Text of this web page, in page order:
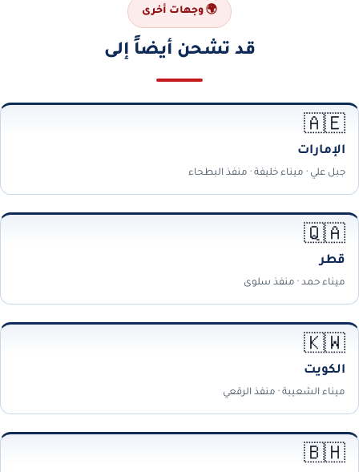
🌍 وجهات أخرى
قد تشحن أيضاً إلى
🇦🇪
الإمارات
جبل علي · ميناء خليفة · منفذ البطحاء
🇶🇦
قطر
ميناء حمد · منفذ سلوى
🇰🇼
الكويت
ميناء الشعيبة · منفذ الرقعي
🇧🇭